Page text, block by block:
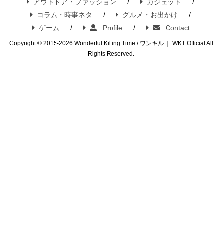
アウトドア・ファッション
ガジェット
コラム・時事ネタ
グルメ・お出かけ
ゲーム
Profile Contact
Copyright © 2015-2026 Wonderful Killing Time / ワンキル ｜ WKT Official All
Rights Reserved.